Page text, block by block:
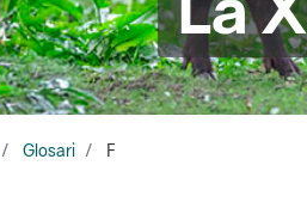
Glosari F